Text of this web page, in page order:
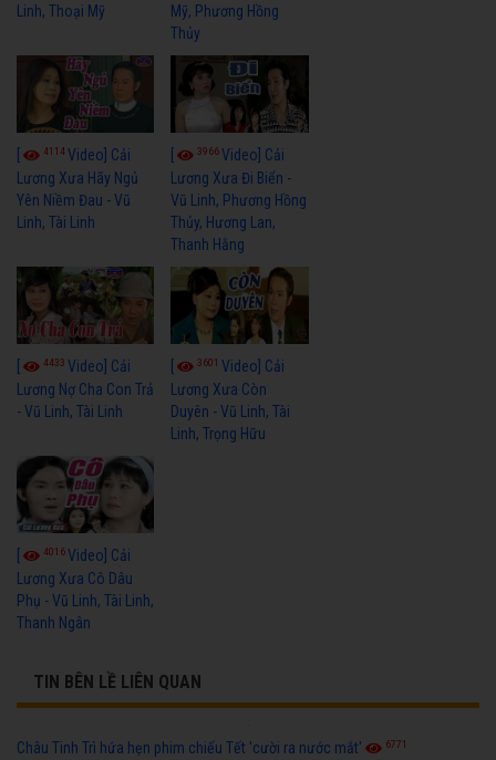
Linh, Thoại Mỹ
Mỹ, Phương Hồng
Thủy
4114Video] Cải
Lương Xưa Hãy Ngủ
Yên Niềm Đau - Vũ
Linh, Tài Linh
3966Video] Cải
Lương Xưa Đi Biển -
Vũ Linh, Phương Hồng
Thủy, Hương Lan,
Thanh Hằng
4433 Video] Cải
Lương Nợ Cha Con Trả
- Vũ Linh, Tài Linh
3601Video] Cải
Lương Xưa Còn
Duyên - Vũ Linh, Tài
Linh, Trọng Hữu
[ 4016Video] Cải
Lương Xưa Cô Dâu
Phụ - Vũ Linh, Tài Linh,
Thanh Ngân
TIN BÊN LỀ LIÊN QUAN
Châu Tinh Trì hứa hẹn phim chiếu Tết 'cười ra nước mắt' 6771